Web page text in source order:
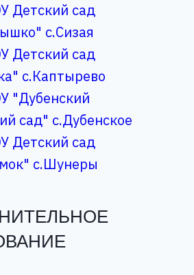
Детский сад
с.Сизая
Детский сад
с.Каптырево
"Дубенский
сад" с.Дубенское
Детский сад
с.Шунеры